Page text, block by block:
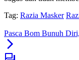
Tag: Razia Masker
Pasca Bom Bunuh